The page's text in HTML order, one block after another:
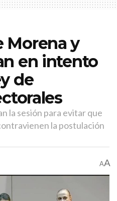
Erika Solorio, calificó de
que fue Orquestada desde el
la estrategia para la
jóvenes y mujeres que exigen
no sean vulnerados”,
Urincho y le ordene dar marcha
venga el castigo de las
Morena y
en intento
de
la sesión para evitar que
la postulación
AA